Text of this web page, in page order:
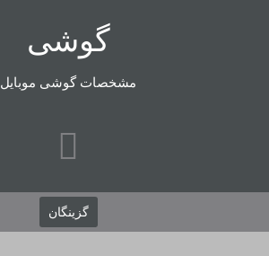
گوشی
مشخصات گوشی موبایل
گزینگان